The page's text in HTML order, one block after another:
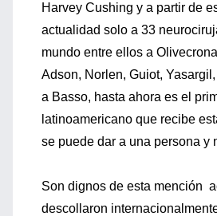
Harvey Cushing y a partir de
actualidad solo a 33
mundo entre ellos a
Adson, Norlen, Guiot,
a Basso, hasta ahora es el
latinoamericano que recibe
se puede dar a una persona y
Son dignos de esta mención
descollaron